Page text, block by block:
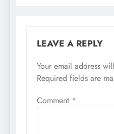
LEAVE A REPLY
Your email address
Required fields are
Comment *